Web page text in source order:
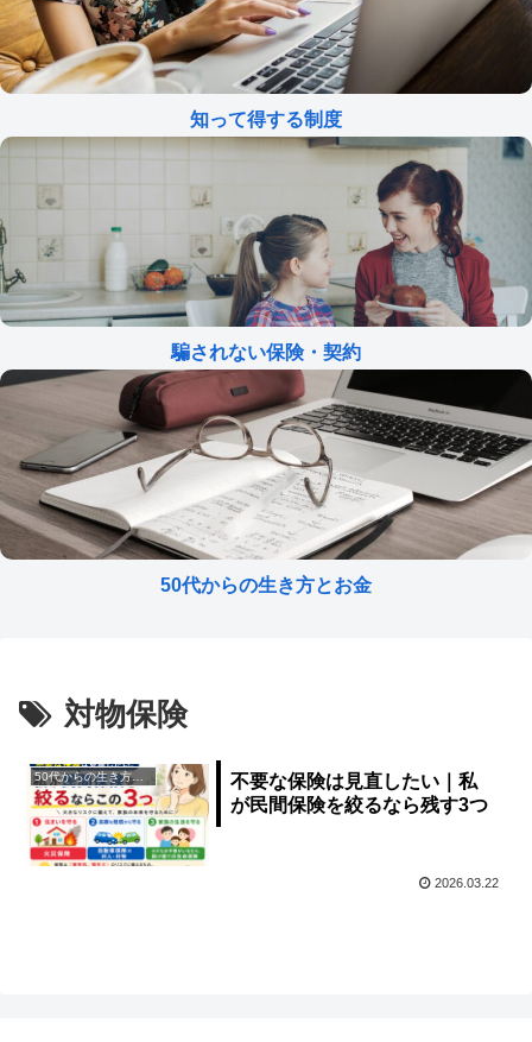
知って得する制度
騙されない保険・契約
50代からの生き方とお金
対物保険
50代からの生き方とお金
不要な保険は見直したい｜私
が民間保険を絞るなら残す3つ
2026.03.22